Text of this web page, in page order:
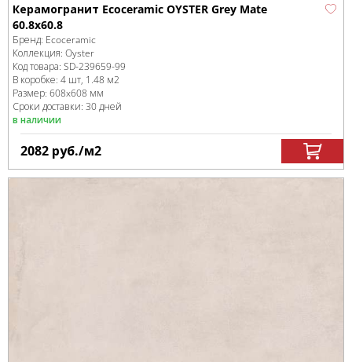
Керамогранит Ecoceramic OYSTER Grey Mate
60.8x60.8
Бренд: Ecoceramic
Коллекция: Oyster
Код товара: SD-239659-99
В коробке: 4 шт, 1.48 м2
Размер: 608x608 мм
Сроки доставки: 30 дней
в наличии
2082 руб./м2